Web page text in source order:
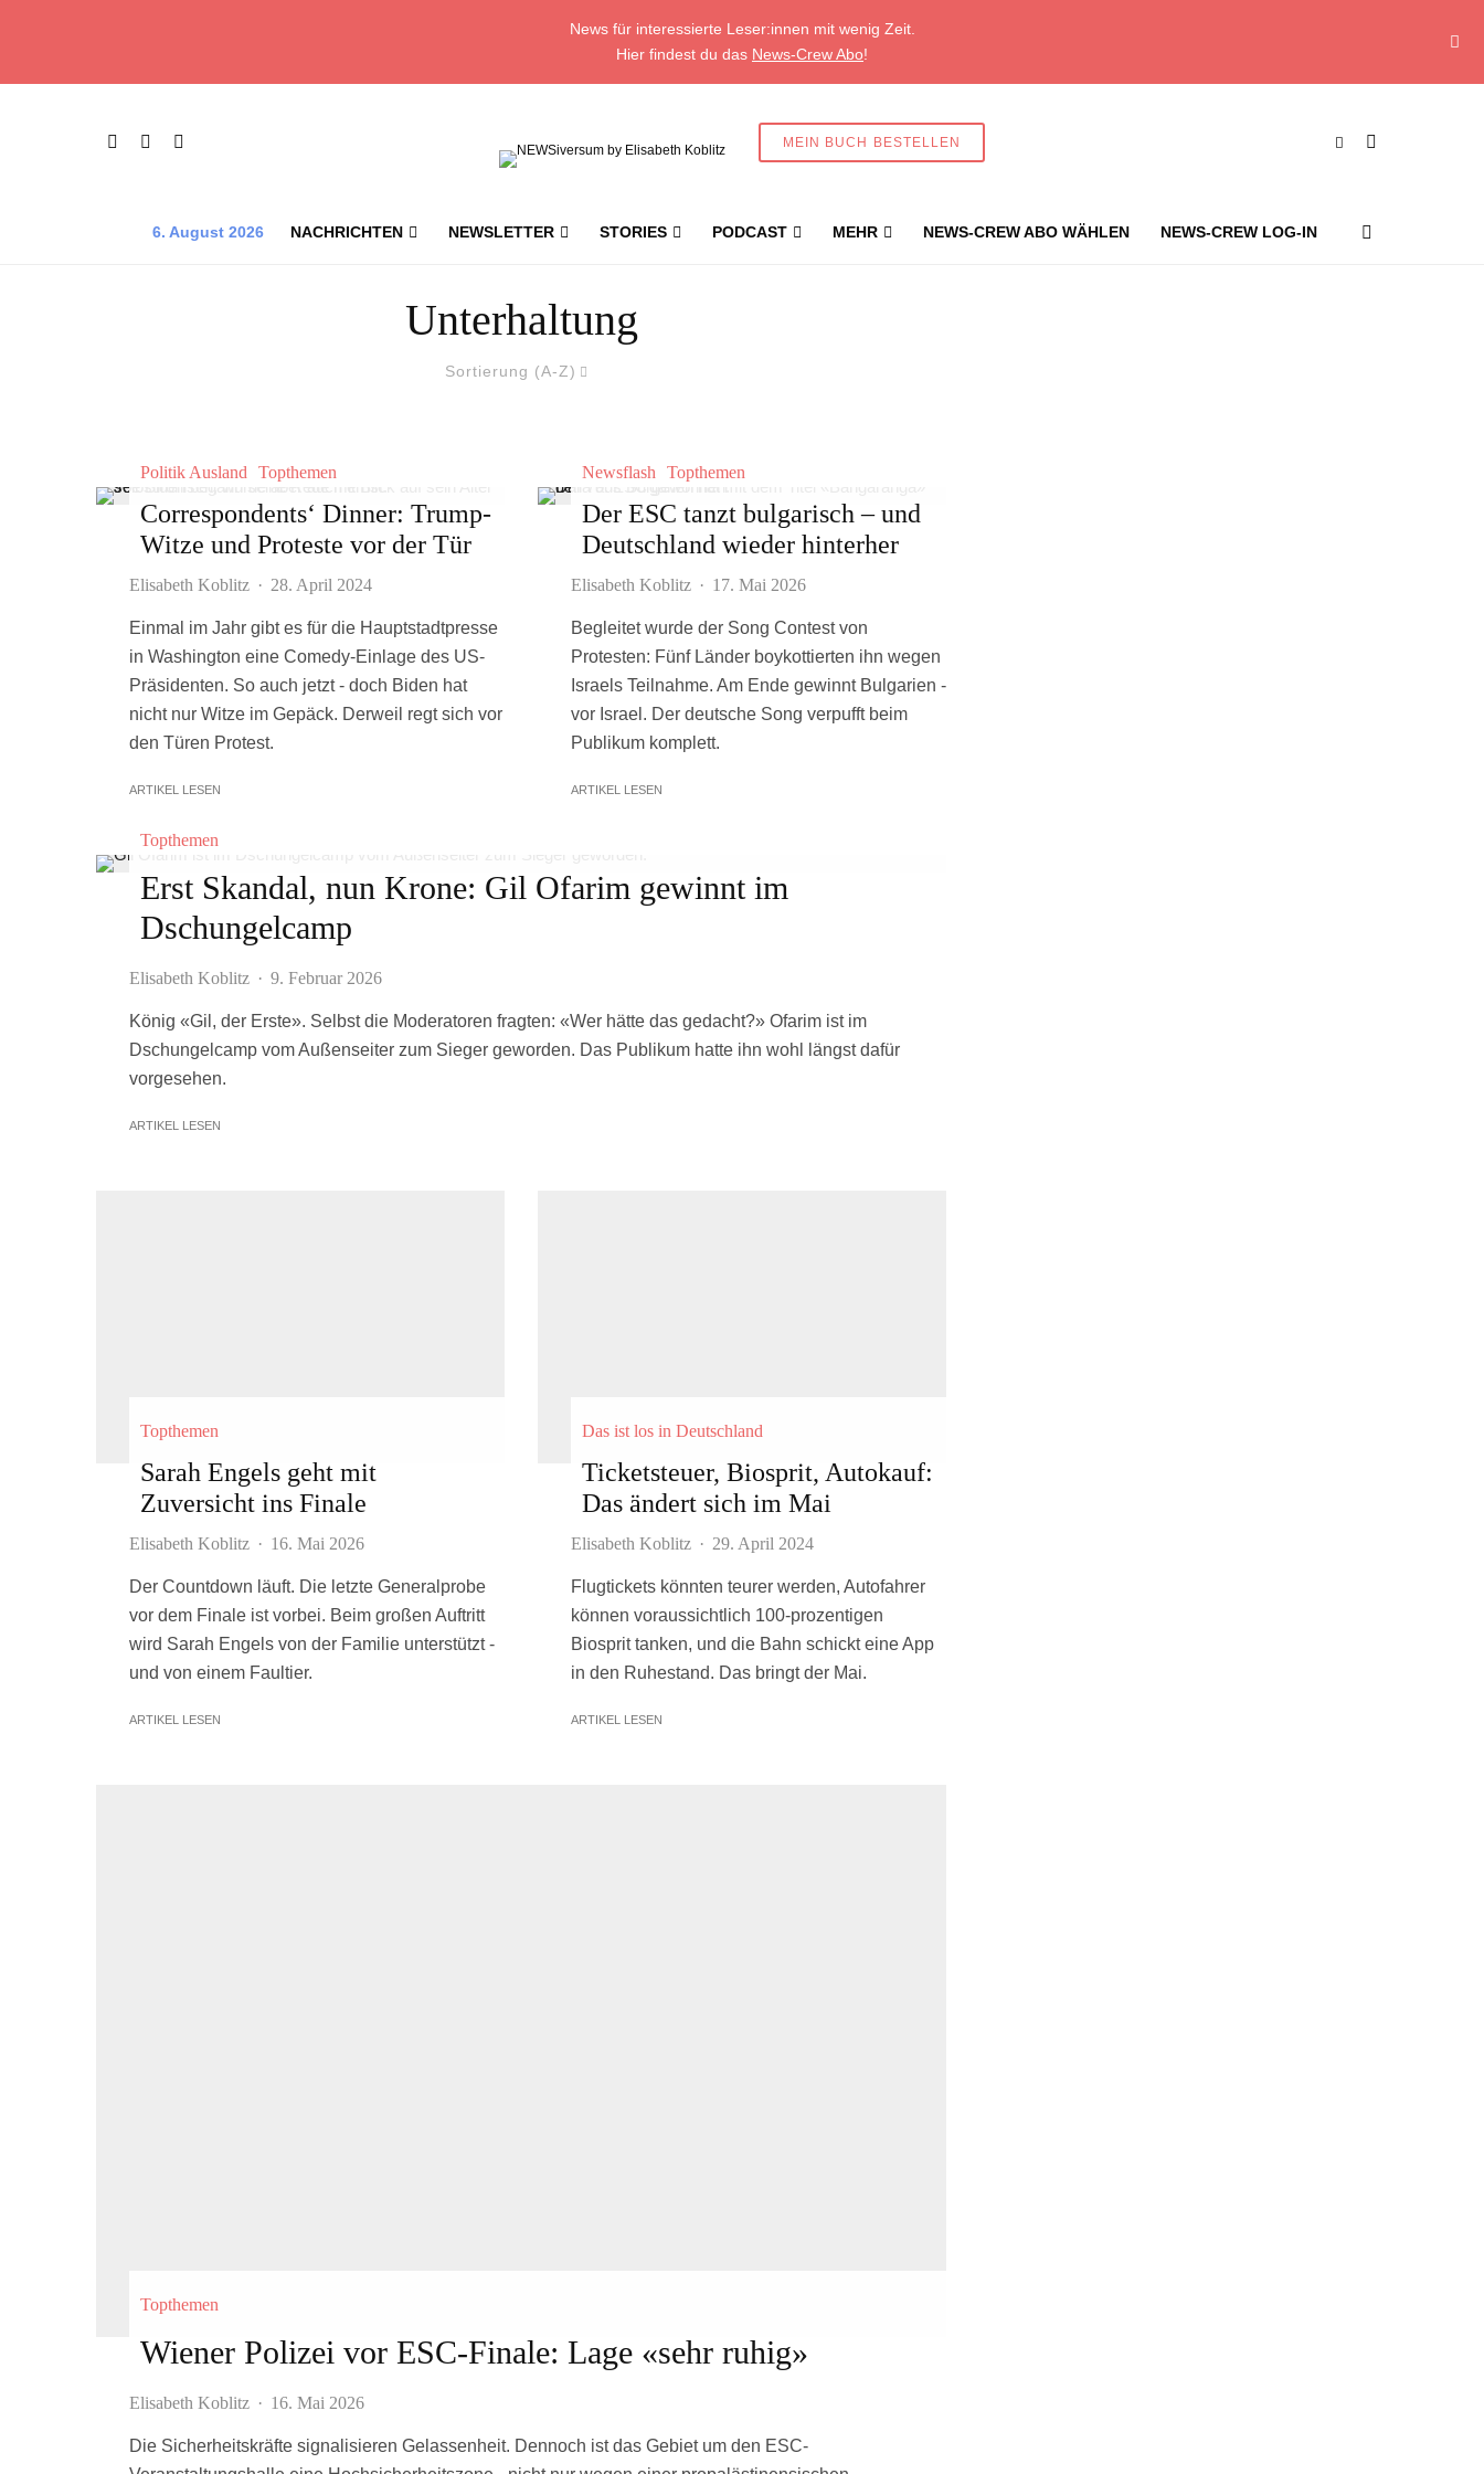
News für interessierte Leser:innen mit wenig Zeit.
Hier findest du das News-Crew Abo!
MEIN BUCH BESTELLEN
6. August 2026 NACHRICHTEN NEWSLETTER STORIES PODCAST MEHR NEWS-CREW ABO WÄHLEN NEWS-CREW LOG-IN
Unterhaltung
Sortierung (A-Z)
Politik Ausland Topthemen
Correspondents‘ Dinner: Trump-
Witze und Proteste vor der Tür
Elisabeth Koblitz · 28. April 2024
Einmal im Jahr gibt es für die Hauptstadtpresse
in Washington eine Comedy-Einlage des US-
Präsidenten. So auch jetzt - doch Biden hat
nicht nur Witze im Gepäck. Derweil regt sich vor
den Türen Protest.
ARTIKEL LESEN
Newsflash Topthemen
Der ESC tanzt bulgarisch – und
Deutschland wieder hinterher
Elisabeth Koblitz · 17. Mai 2026
Begleitet wurde der Song Contest von
Protesten: Fünf Länder boykottierten ihn wegen
Israels Teilnahme. Am Ende gewinnt Bulgarien -
vor Israel. Der deutsche Song verpufft beim
Publikum komplett.
ARTIKEL LESEN
Topthemen
Erst Skandal, nun Krone: Gil Ofarim gewinnt im
Dschungelcamp
Elisabeth Koblitz · 9. Februar 2026
König «Gil, der Erste». Selbst die Moderatoren fragten: «Wer hätte das gedacht?» Ofarim ist im
Dschungelcamp vom Außenseiter zum Sieger geworden. Das Publikum hatte ihn wohl längst dafür
vorgesehen.
ARTIKEL LESEN
Topthemen
Sarah Engels geht mit
Zuversicht ins Finale
Elisabeth Koblitz · 16. Mai 2026
Der Countdown läuft. Die letzte Generalprobe
vor dem Finale ist vorbei. Beim großen Auftritt
wird Sarah Engels von der Familie unterstützt -
und von einem Faultier.
ARTIKEL LESEN
Das ist los in Deutschland
Ticketsteuer, Biosprit, Autokauf:
Das ändert sich im Mai
Elisabeth Koblitz · 29. April 2024
Flugtickets könnten teurer werden, Autofahrer
können voraussichtlich 100-prozentigen
Biosprit tanken, und die Bahn schickt eine App
in den Ruhestand. Das bringt der Mai.
ARTIKEL LESEN
Topthemen
Wiener Polizei vor ESC-Finale: Lage «sehr ruhig»
Elisabeth Koblitz · 16. Mai 2026
Die Sicherheitskräfte signalisieren Gelassenheit. Dennoch ist das Gebiet um den ESC-